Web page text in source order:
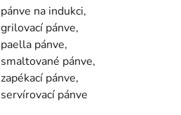
pánve na indukci,
grilovací pánve,
paella pánve,
smaltované pánve,
zapékací pánve,
servírovací pánve